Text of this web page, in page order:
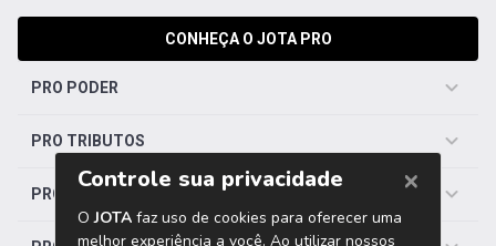
CONHEÇA O JOTA PRO
PRO PODER
PRO TRIBUTOS
PRO TRABALHISTA